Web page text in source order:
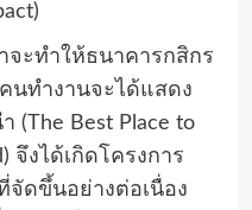
จะทำให้ธนาคารกสิกร
นทำงานจะได้แสดง
(The Best Place to
จึงได้เกิดโครงการ
ที่จัดขึ้นอย่างต่อเนื่อง